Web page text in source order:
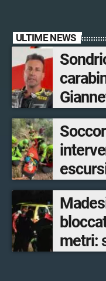
ULTIME NEWS
poche
metri: